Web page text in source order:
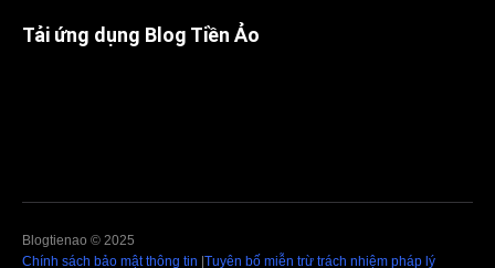
Tải ứng dụng Blog Tiền Ảo
Blogtienao © 2025
Chính sách bảo mật thông tin |Tuyên bố miễn trừ trách nhiệm pháp lý